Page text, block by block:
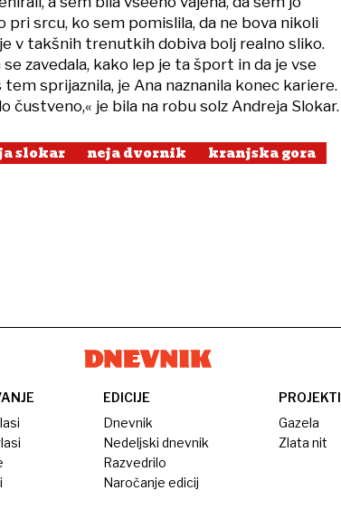
pri srcu, ko sem pomislila, da ne bova nikoli
v takšnih trenutkih dobiva bolj realno sliko.
zavedala, kako lep je ta šport in da je vse
sprijaznila, je Ana naznanila konec kariere.
čustveno,« je bila na robu solz Andreja Slokar.
slokar neja dvornik
kranjska gora
EDICIJE
Dnevnik
Nedeljski dnevnik
Razvedrilo
Naročanje edicij
PROJEKTI
Gazela
Zlata nit